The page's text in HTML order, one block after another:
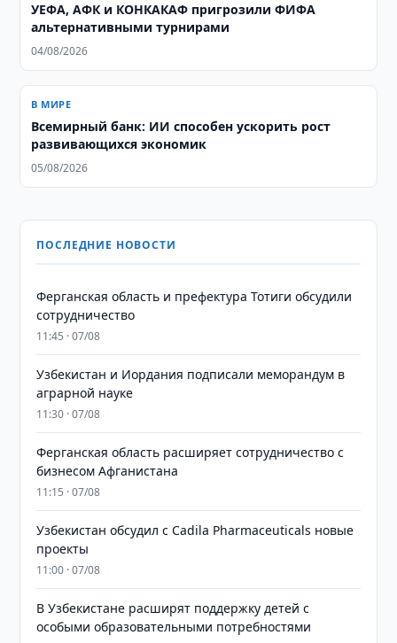
УЕФА, АФК и КОНКАКАФ пригрозили ФИФА
альтернативными турнирами
04/08/2026
В МИРЕ
Всемирный банк: ИИ способен ускорить рост
развивающихся экономик
05/08/2026
ПОСЛЕДНИЕ НОВОСТИ
Ферганская область и префектура Тотиги обсудили
сотрудничество
11:45 · 07/08
Узбекистан и Иордания подписали меморандум в
аграрной науке
11:30 · 07/08
Ферганская область расширяет сотрудничество с
бизнесом Афганистана
11:15 · 07/08
Узбекистан обсудил с Cadila Pharmaceuticals новые
проекты
11:00 · 07/08
В Узбекистане расширят поддержку детей с
особыми образовательными потребностями